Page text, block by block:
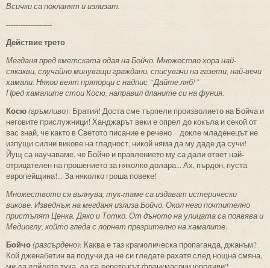
Всички са покланят и излизат.
-------------------
Действие трето
Мегданя пред кметската одая на Бойчо. Множество хора най-
сякакви, случайно минуващи граждани, списувачи на газети, най-вечи
хамали. Някои веят пряпорци с надпис “Дайте ляб!”
Пред хамалите стои Косю, направил дланите си на фуния.
Косю(гръмливо): Братия! Доста сме търпели произволието на Бойча и
неговите прислужници! Ханджарът веки е опрел до кокъла и секой от
вас знай, че както в Светото писание е речено – докле младенецът не
изпущи силни викове на гладност, никой няма да му даде да сучи!
Йущ са научаваме, че Бойчо и правлението му са дали ответ най-
отрицателен на прошението за няколко долара... Ах, пърдон, пуста
европейщина!... За няколко гроша повеке!
Множеството ся вълнува, тук-таме са издават истерически
викове. Изведнъж на мегданя излиза Бойчо. Окол него почтително
пристъпят Ценка, Дяко и Тотко. От дъното на улицата са появява и
Медиоглу, който гледа с лорнет презрително на хамалите.
Бойчо(разсърдено): Каква е таз крамолическа пропаганда, джанъм?
Кой дженабетин ва подучи да не си гледате рахатя след нощна смяна,